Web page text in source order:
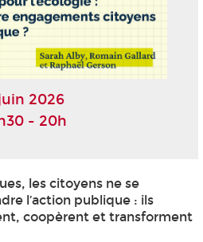
2026
- 20h
les citoyens ne se
l’action publique : ils
coopèrent et transforment